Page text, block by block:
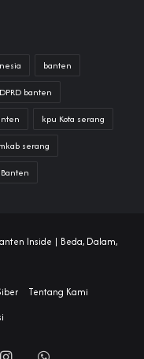
banten
DPRD banten
kpu Kota serang
serang
Inside | Beda, Dalam,
Tentang Kami